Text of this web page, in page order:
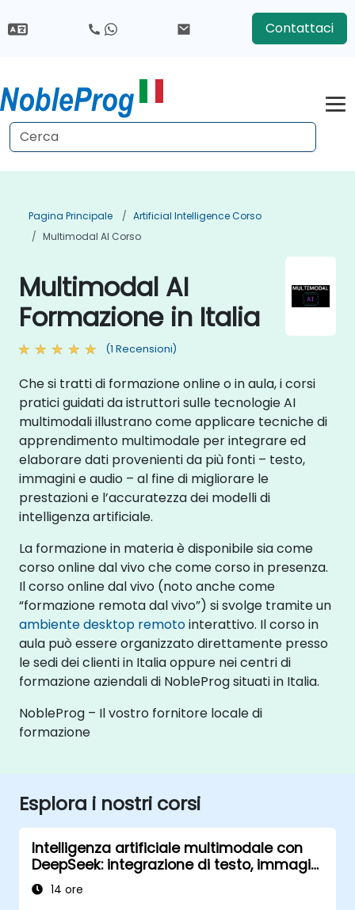
Contattaci
Pagina Principale
Artificial Intelligence Corso
Multimodal AI Corso
Multimodal AI
Formazione in Italia
(1 Recensioni)
Che si tratti di formazione online o in aula, i corsi
pratici guidati da istruttori sulle tecnologie AI
multimodali illustrano come applicare tecniche di
apprendimento multimodale per integrare ed
elaborare dati provenienti da più fonti – testo,
immagini e audio – al fine di migliorare le
prestazioni e l’accuratezza dei modelli di
intelligenza artificiale.
La formazione in materia è disponibile sia come
corso online dal vivo che come corso in presenza.
Il corso online dal vivo (noto anche come
“formazione remota dal vivo”) si svolge tramite un
ambiente desktop remotointerattivo. Il corso in
aula può essere organizzato direttamente presso
le sedi dei clienti in Italia oppure nei centri di
formazione aziendali di NobleProg situati in Italia.
NobleProg – Il vostro fornitore locale di
formazione
Esplora i nostri corsi
Intelligenza artificiale multimodale con
DeepSeek: integrazione di testo, immagini
e audio
14 ore